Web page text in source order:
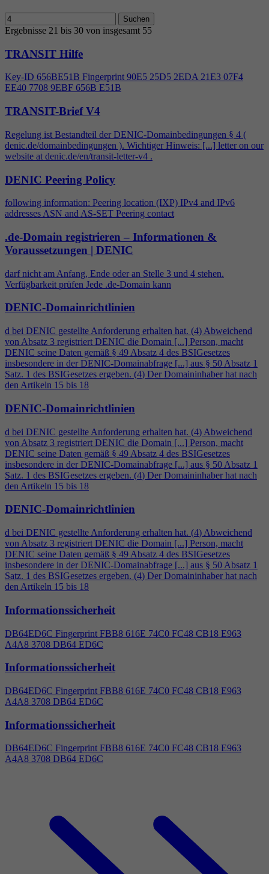
Suchen
Ergebnisse 21 bis 30 von insgesamt 55
TRANSIT Hilfe
Key-ID 656BE51B Fingerprint 90E5 25D5 2EDA 21E3 07F4
EE40 7708 9EBF 656B E51B
TRANSIT-Brief V4
Regelung ist Bestandteil der DENIC-Domainbedingungen § 4 (
denic.de/domainbedingungen ). Wichtiger Hinweis: [...] letter on our
website at denic.de/en/transit-letter-v4 .
DENIC Peering Policy
following information: Peering location (IXP) IPv4 and IPv6
addresses ASN and AS-SET Peering contact
.de-Domain registrieren – Informationen &
Voraussetzungen | DENIC
darf nicht am Anfang, Ende oder an Stelle 3 und 4 stehen.
Verfügbarkeit prüfen Jede .de-Domain kann
DENIC-Domainrichtlinien
d bei DENIC gestellte Anforderung erhalten hat. (4) Abweichend
von Absatz 3 registriert DENIC die Domain [...] Person, macht
DENIC seine Daten gemäß § 49 Absatz 4 des BSIGesetzes
insbesondere in der DENIC-Domainabfrage [...] aus § 50 Absatz 1
Satz. 1 des BSIGesetzes ergeben. (4) Der Domaininhaber hat nach
den Artikeln 15 bis 18
DENIC-Domainrichtlinien
d bei DENIC gestellte Anforderung erhalten hat. (4) Abweichend
von Absatz 3 registriert DENIC die Domain [...] Person, macht
DENIC seine Daten gemäß § 49 Absatz 4 des BSIGesetzes
insbesondere in der DENIC-Domainabfrage [...] aus § 50 Absatz 1
Satz. 1 des BSIGesetzes ergeben. (4) Der Domaininhaber hat nach
den Artikeln 15 bis 18
DENIC-Domainrichtlinien
d bei DENIC gestellte Anforderung erhalten hat. (4) Abweichend
von Absatz 3 registriert DENIC die Domain [...] Person, macht
DENIC seine Daten gemäß § 49 Absatz 4 des BSIGesetzes
insbesondere in der DENIC-Domainabfrage [...] aus § 50 Absatz 1
Satz. 1 des BSIGesetzes ergeben. (4) Der Domaininhaber hat nach
den Artikeln 15 bis 18
Informationssicherheit
DB64ED6C Fingerprint FBB8 616E 74C0 FC48 CB18 E963
A4A8 3708 DB64 ED6C
Informationssicherheit
DB64ED6C Fingerprint FBB8 616E 74C0 FC48 CB18 E963
A4A8 3708 DB64 ED6C
Informationssicherheit
DB64ED6C Fingerprint FBB8 616E 74C0 FC48 CB18 E963
A4A8 3708 DB64 ED6C